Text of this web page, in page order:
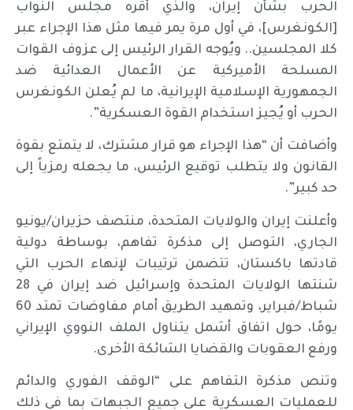
الحرب بشأن إيران، والذي أقره مجلس النواب
[الكونغرس]، في أول مرة يمر فيها مثل هذا الإجراء عبر
كلا المجلسين.. ويُوجه القرار الرئيس إلى عزوف القوات
المسلحة الأميركية عن الأعمال العدائية ضد
الجمهورية الإسلامية الإيرانية، ما لم يُعلن الكونغرس
الحرب أو يُجيز استخدام القوة العسكرية”.
وأضافت أن “هذا الإجراء هو قرار مشترك، لا يتمتع بقوة
القانون ولا يتطلب توقيع الرئيس، ما يجعله رمزياً إلى
حد كبير”.
وأعلنت إيران والولايات المتحدة، منتصف حزيران/يونيو
الجاري، التوصل إلى مذكرة تفاهم، بوساطة دولية
قادتها باكستان، تتضمن ترتيبات لإنهاء الحرب التي
شنتها الولايات المتحدة وإسرائيل ضد إيران في 28
شباط/فبراير، وتمهيد الطريق أمام مفاوضات تمتد 60
يومًا، حول اتفاق أشمل يتناول الملف النووي الإيراني
ورفع العقوبات والقضايا الشائكة الأخرى.
وتنص مذكرة التفاهم على “الوقف الفوري والدائم
للعمليات العسكرية على جميع الجبهات بما في ذلك